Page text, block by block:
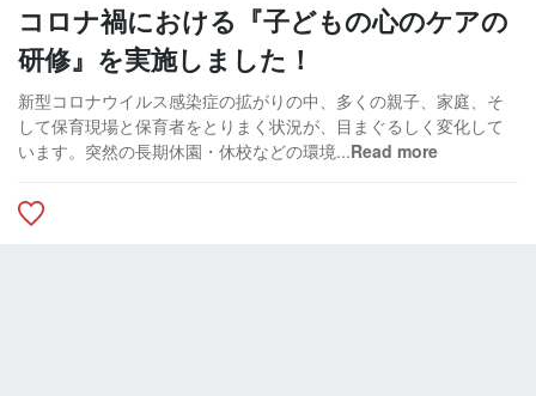
コロナ禍における『子どもの心のケアの
研修』を実施しました！
新型コロナウイルス感染症の拡がりの中、多くの親子、家庭、そ
して保育現場と保育者をとりまく状況が、目まぐるしく変化して
います。突然の長期休園・休校などの環境...Read more